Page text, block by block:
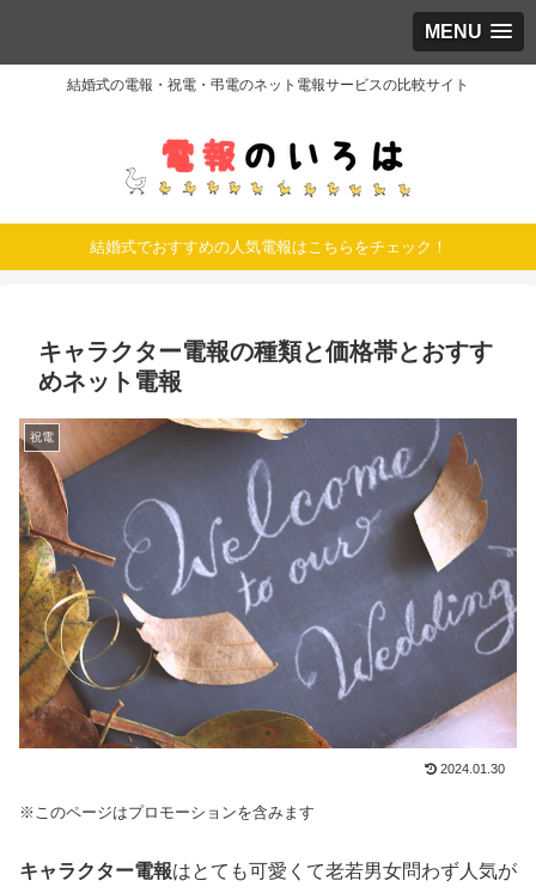
MENU
結婚式の電報・祝電・弔電のネット電報サービスの比較サイト
結婚式でおすすめの人気電報はこちらをチェック！
キャラクター電報の種類と価格帯とおすす
めネット電報
祝電
2024.01.30
※このページはプロモーションを含みます
キャラクター電報はとても可愛くて老若男女問わず人気が